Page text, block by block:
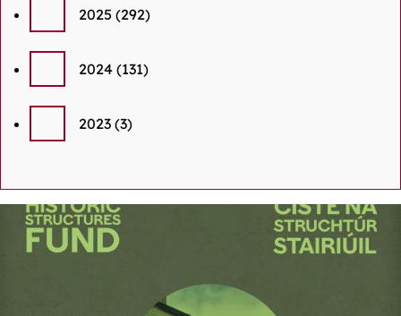
2025 (292)
2024 (131)
2023 (3)